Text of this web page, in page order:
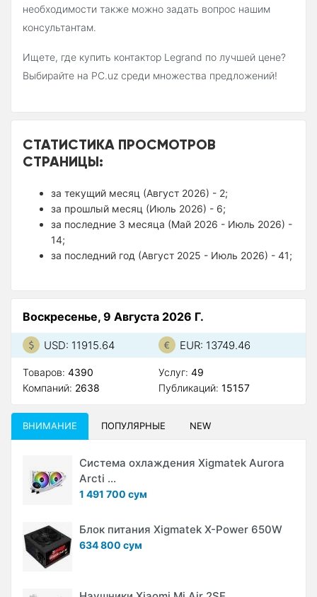
необходимости также можно задать вопрос нашим
консультантам.
Ищете, где купить контактор Legrand по лучшей цене?
Выбирайте на PC.uz среди множества предложений!
СТАТИСТИКА ПРОСМОТРОВ
СТРАНИЦЫ:
за текущий месяц (Август 2026) - 2;
за прошлый месяц (Июль 2026) - 6;
за последние 3 месяца (Май 2026 - Июль 2026) -
14;
за последний год (Август 2025 - Июль 2026) - 41;
Воскресенье, 9 Августа 2026 Г.
USD: 11915.64 EUR: 13749.46
Товаров: 4390
Компаний: 2638
Услуг: 49
Публикаций: 15157
ВНИМАНИЕ ПОПУЛЯРНЫЕ NEW
Система охлаждения Xigmatek Aurora
Arcti ...
1 491 700 сум
Блок питания Xigmatek X-Power 650W
634 800 сум